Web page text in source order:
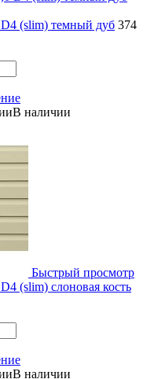
(slim) темный дуб 374
В наличии
Быстрый просмотр
(slim) слоновая кость
В наличии